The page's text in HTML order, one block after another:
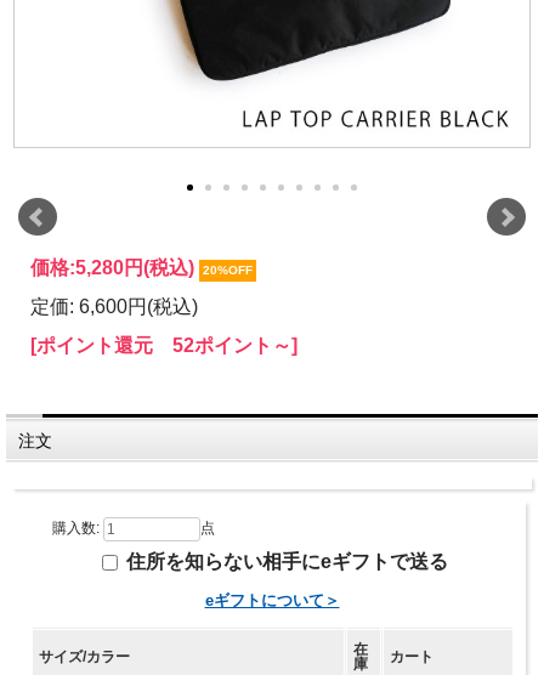
価格:5,280円(税込) 20%OFF
定価: 6,600円(税込)
[ポイント還元 52ポイント～]
注文
購入数: 点
住所を知らない相手にeギフトで送る
eギフトについて＞
サイズ/カラー
在
庫
カート